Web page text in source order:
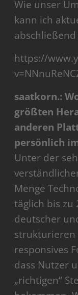
Wie unser
kann ich
abschließend
https://
saatkorn.:
größten
anderen
persönlich
Unter der
Menge
täglich bis zu
deutscher
strukturieren
responsives
dass Nutzer
„richtigen“